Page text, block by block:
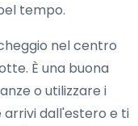
tempo.
nel centro
È una buona
o utilizzare i
arrivi dall'estero e ti